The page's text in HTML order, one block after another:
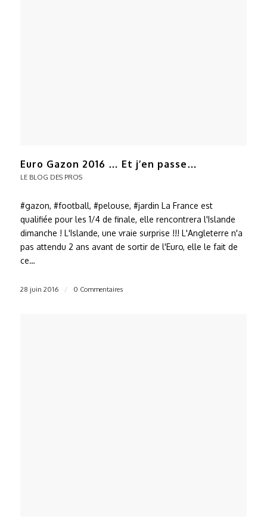
Euro Gazon 2016 … Et j’en passe…
LE BLOG DES PROS
#gazon, #football, #pelouse, #jardin La France est
qualifiée pour les 1/4 de finale, elle rencontrera l'Islande
dimanche ! L'Islande, une vraie surprise !!! L'Angleterre n'a
pas attendu 2 ans avant de sortir de l'Euro, elle le fait de
ce…
28 juin 2016 / 0 Commentaires